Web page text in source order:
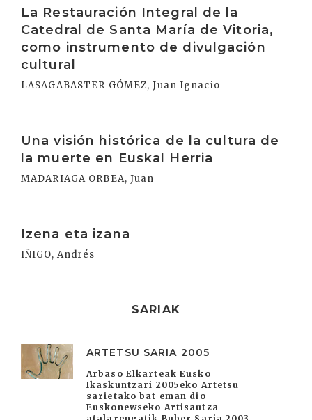
La Restauración Integral de la
Catedral de Santa María de Vitoria,
como instrumento de divulgación
cultural
LASAGABASTER GÓMEZ, Juan Ignacio
Una visión histórica de la cultura de
la muerte en Euskal Herria
MADARIAGA ORBEA, Juan
Izena eta izana
IÑIGO, Andrés
SARIAK
ARTETSU SARIA 2005
Arbaso Elkarteak Eusko
Ikaskuntzari 2005eko Artetsu
sarietako bat eman dio
Euskonewseko Artisautza